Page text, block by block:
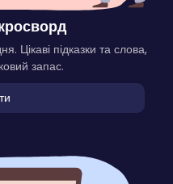
Цікаві підказки та слова,
запас.